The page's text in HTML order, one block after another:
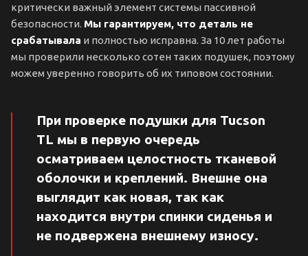
критически важный элемент системы пассивной
безопасности. Мы гарантируем, что деталь не
срабатывала и полностью исправна. За 10 лет работы
мы проверили несколько сотен таких подушек, поэтому
можем уверенно говорить об их типовом состоянии.
При проверке подушки для Tucson
TL мы в первую очередь
осматриваем целостность тканевой
оболочки и креплений. Внешне она
выглядит как новая, так как
находится внутри спинки сиденья и
не подвержена внешнему износу.